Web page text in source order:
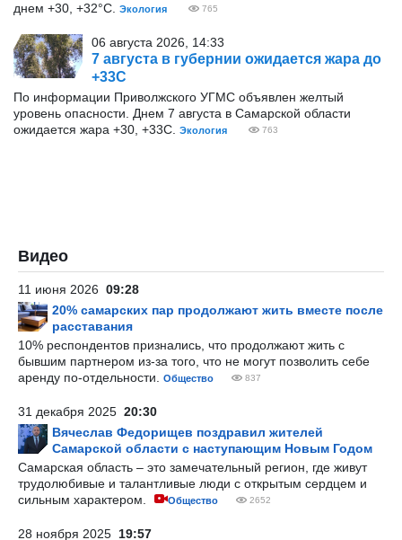
днем +30, +32°С.
Экология 765
06 августа 2026, 14:33
7 августа в губернии ожидается жара до
+33С
По информации Приволжского УГМС объявлен желтый
уровень опасности. Днем 7 августа в Самарской области
ожидается жара +30, +33С.
Экология 763
Видео
11 июня 2026 09:28
20% самарских пар продолжают жить вместе после
расставания
10% респондентов признались, что продолжают жить с
бывшим партнером из-за того, что не могут позволить себе
аренду по-отдельности.
Общество 837
31 декабря 2025 20:30
Вячеслав Федорищев поздравил жителей
Самарской области с наступающим Новым Годом
Самарская область – это замечательный регион, где живут
трудолюбивые и талантливые люди с открытым сердцем и
сильным характером.
Общество 2652
28 ноября 2025 19:57